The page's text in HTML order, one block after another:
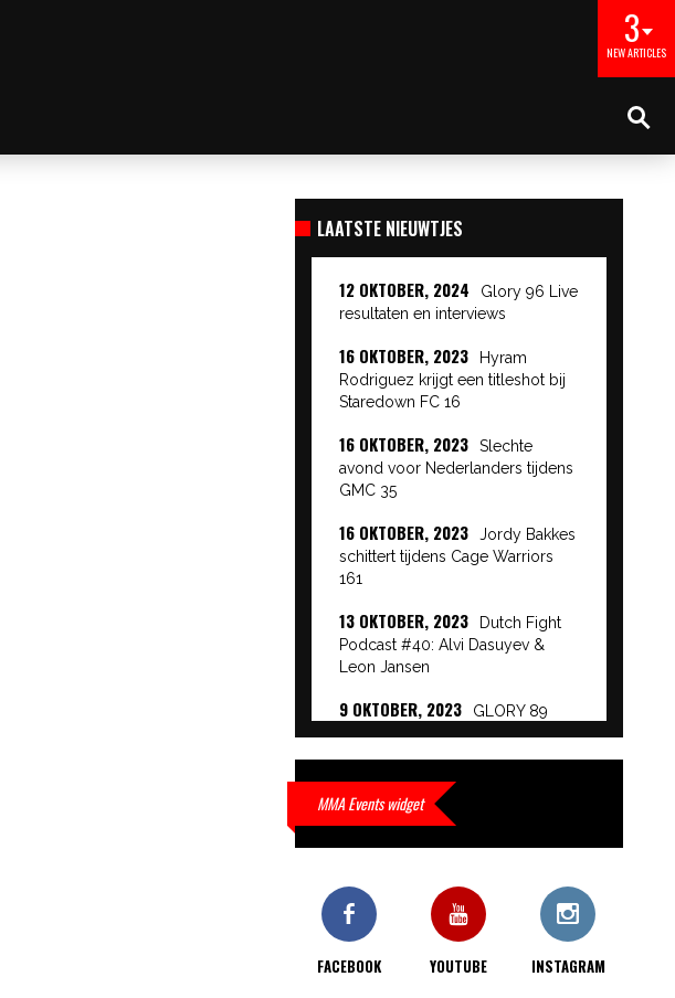
3
NEW ARTICLES
LAATSTE NIEUWTJES
12 OKTOBER, 2024
Glory 96 Live
resultaten en interviews
16 OKTOBER, 2023
Hyram
Rodriguez krijgt een titleshot bij
Staredown FC 16
16 OKTOBER, 2023
Slechte
avond voor Nederlanders tijdens
GMC 35
16 OKTOBER, 2023
Jordy Bakkes
schittert tijdens Cage Warriors
161
13 OKTOBER, 2023
Dutch Fight
Podcast #40: Alvi Dasuyev &
Leon Jansen
9 OKTOBER, 2023
GLORY 89
Beatdown 9 Event Results
interviews hier
9 OKTOBER, 2023
Alvi Dasuyev
gemaakt is…
MMA Events widget
FACEBOOK YOUTUBE INSTAGRAM